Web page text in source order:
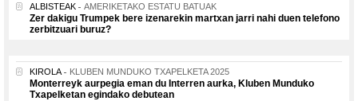
ALBISTEAK AMERIKETAKO ESTATU BATUAK
Zer dakigu Trumpek bere izenarekin martxan jarri nahi duen telefono
zerbitzuari buruz?
KIROLA KLUBEN MUNDUKO TXAPELKETA 2025
Monterreyk aurpegia eman du Interren aurka, Kluben Munduko
Txapelketan egindako debutean